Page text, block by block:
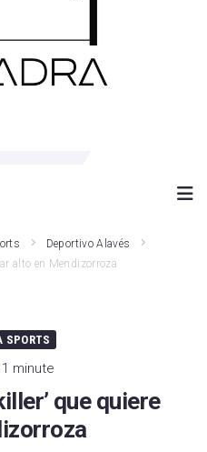
Deportivo Alavés
alto en Mendizorroza
SPORTS
minute
que quiere